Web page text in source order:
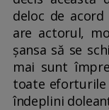
deloc de
are actorul,
șansa să se
mai sunt
toate
îndeplini